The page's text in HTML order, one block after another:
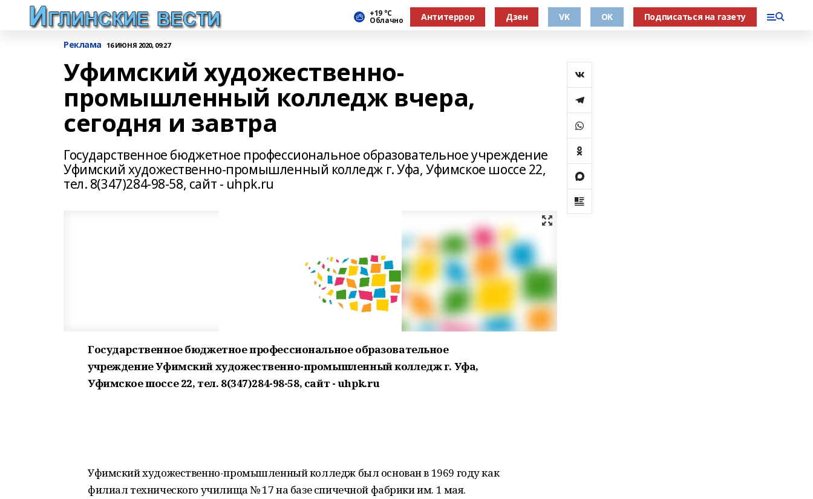
+19 °С
Облачно Антитеррор Дзен VK OK Подписаться на газету
Реклама 16 ИЮНЯ 2020, 09:27
Уфимский художественно-
промышленный колледж вчера,
сегодня и завтра
Государственное бюджетное профессиональное образовательное учреждение
Уфимский художественно-промышленный колледж г. Уфа, Уфимское шоссе 22,
тел. 8(347)284-98-58, сайт - uhpk.ru
Государственное бюджетное профессиональное образовательное
учреждение Уфимский художественно-промышленный колледж г. Уфа,
Уфимское шоссе 22, тел. 8(347)284-98-58, сайт - uhpk.ru
Уфимский художественно-промышленный колледж был основан в 1969 году как
филиал технического училища № 17 на базе спичечной фабрики им. 1 мая.